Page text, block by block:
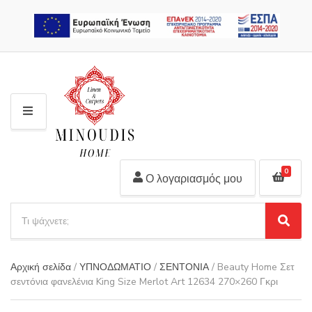
M
E
a
e
g
o
a
c
h
p
S
e
r
h
Ο λογαριασμός μου 0
Αρχική σελίδα / ΥΠΝΟΔΩΜΑΤΙΟ / ΣΕΝΤΟΝΙΑ / Beauty Home Σετ
σεντόνια φανελένια King Size Merlot Art 12634 270×260 Γκρι